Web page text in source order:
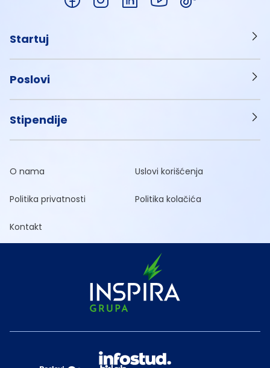
Startuj
Poslovi
Stipendije
O nama Uslovi korišćenja
Politika privatnosti Politika kolačića
Kontakt